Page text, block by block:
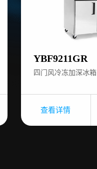
YBF9211GR
四门风冷冻加深冰箱
查看详情